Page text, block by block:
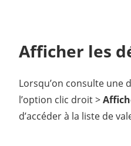
Afficher les
Lorsqu’on consulte une
l’option clic droit >
d’accéder à la liste de